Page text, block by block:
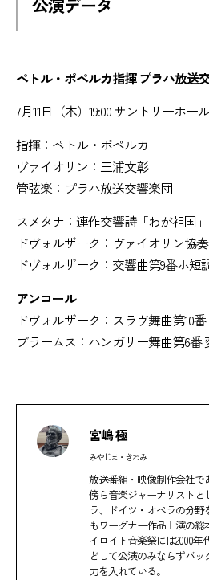
ペトル・ポペルカ指揮 プラハ放送
7月11日（木）19:00 サントリーホール
指揮：ペトル・ポペルカ
ヴァイオリン：三浦文彰
管弦楽：プラハ放送交響楽団
スメタナ：連作交響詩「わが祖国」
ドヴォルザーク：ヴァイオリン協
ドヴォルザーク：交響曲第9番ホ短
アンコール
ドヴォルザーク：スラヴ舞曲第10番
ブラームス：ハンガリー舞曲第6番
宮嶋 極
みやじま・きわみ
放送番組・映像制作会社で
傍ら音楽ジャーナリストと
ラ、ドイツ・オペラの分
もワーグナー作品上演の
イロイト音楽祭には2000
どして公演のみならずバ
力を入れている。